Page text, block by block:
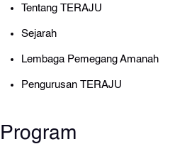
Tentang TERAJU
Sejarah
Lembaga Pemegang Amanah
Pengurusan TERAJU
Program